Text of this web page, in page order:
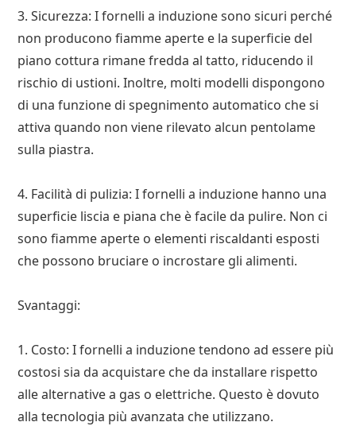
3. Sicurezza: I fornelli a induzione sono sicuri perché
non producono fiamme aperte e la superficie del
piano cottura rimane fredda al tatto, riducendo il
rischio di ustioni. Inoltre, molti modelli dispongono
di una funzione di spegnimento automatico che si
attiva quando non viene rilevato alcun pentolame
sulla piastra.
4. Facilità di pulizia: I fornelli a induzione hanno una
superficie liscia e piana che è facile da pulire. Non ci
sono fiamme aperte o elementi riscaldanti esposti
che possono bruciare o incrostare gli alimenti.
Svantaggi:
1. Costo: I fornelli a induzione tendono ad essere più
costosi sia da acquistare che da installare rispetto
alle alternative a gas o elettriche. Questo è dovuto
alla tecnologia più avanzata che utilizzano.